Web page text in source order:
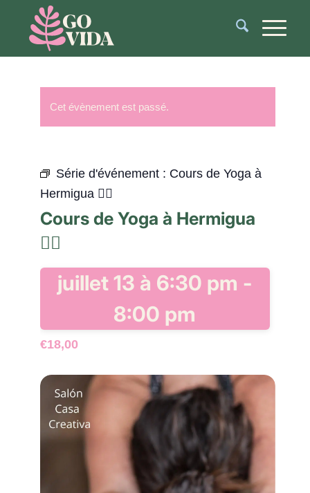
Cet évènement est passé.
Série d'événement : Cours de Yoga à
Hermigua 🧘‍♂️
Cours de Yoga à Hermigua
🧘‍♂️
juillet 13 à 6:30 pm -
8:00 pm
€18,00